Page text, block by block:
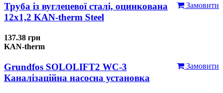
Замовити
Труба із вуглецевої сталі, оцинкована
12x1,2 KAN-therm Steel
137.38 грн
KAN-therm
Замовити
Grundfos SOLOLIFT2 WC-3
Каналізаційна насосна установка